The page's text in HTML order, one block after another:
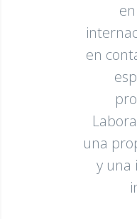
en
una
y una